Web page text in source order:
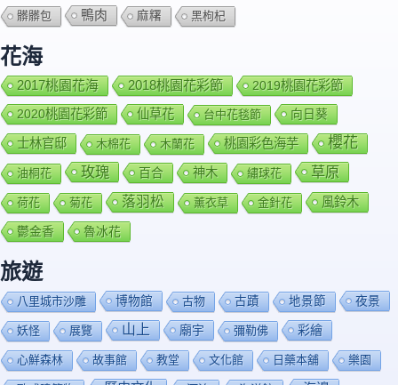
髒髒包 鴨肉 麻糬 黑枸杞
花海
2017桃園花海 2018桃園花彩節
2019桃園花彩節
2020桃園花彩節
仙草花 台中花毯節 向日葵
士林官邸 木棉花 木蘭花 桃園彩色海芋 櫻花
油桐花 玫瑰 百合 神木 繡球花 草原
荷花 菊花 落羽松 薰衣草 金針花 風鈴木
鬱金香 魯冰花
旅遊
八里城市沙雕 博物館 古物 古蹟 地景節 夜景
妖怪 展覽 山上 廟宇 彌勒佛 彩繪
心鮮森林 故事館 教堂 文化館 日藥本舖 樂園